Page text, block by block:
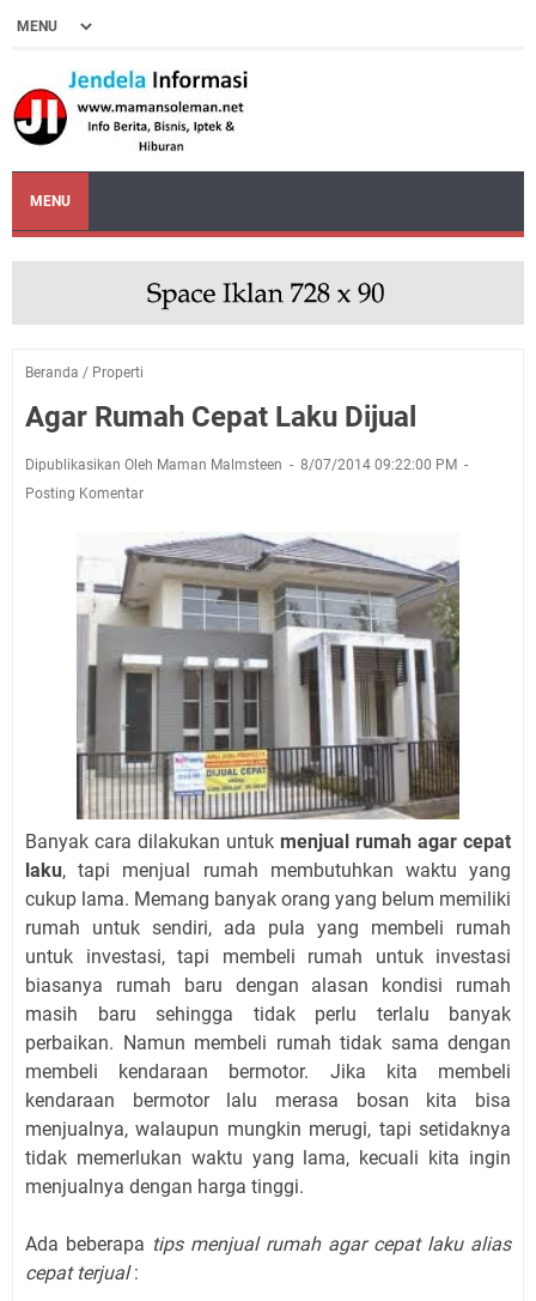
MENU
Beranda / Properti
Agar Rumah Cepat Laku Dijual
Dipublikasikan Oleh Maman Malmsteen
8/07/2014 09:22:00 PM
Posting Komentar
Banyak cara dilakukan untuk menjual rumah agar cepat
laku, tapi menjual rumah membutuhkan waktu yang
cukup lama. Memang banyak orang yang belum memiliki
rumah untuk sendiri, ada pula yang membeli rumah
untuk investasi, tapi membeli rumah untuk investasi
biasanya rumah baru dengan alasan kondisi rumah
masih baru sehingga tidak perlu terlalu banyak
perbaikan. Namun membeli rumah tidak sama dengan
membeli kendaraan bermotor. Jika kita membeli
kendaraan bermotor lalu merasa bosan kita bisa
menjualnya, walaupun mungkin merugi, tapi setidaknya
tidak memerlukan waktu yang lama, kecuali kita ingin
menjualnya dengan harga tinggi.
Ada beberapa tips menjual rumah agar cepat laku alias
cepat terjual: